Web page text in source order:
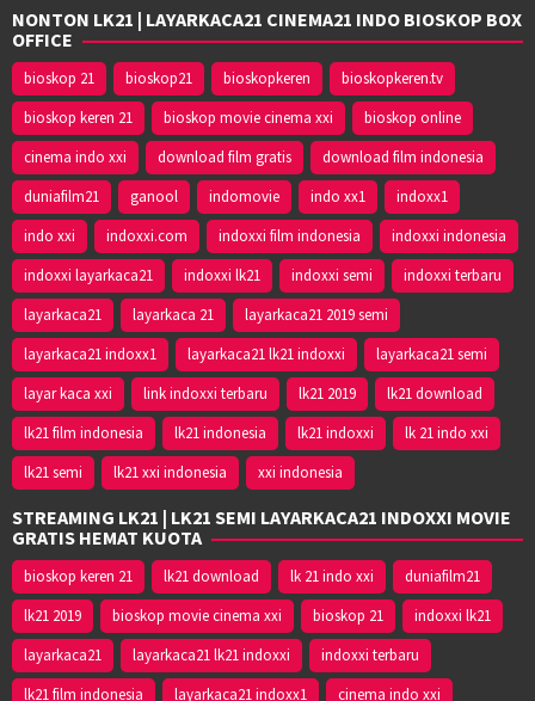
NONTON LK21 | LAYARKACA21 CINEMA21 INDO BIOSKOP BOX
OFFICE
bioskop 21 bioskop21 bioskopkeren
bioskopkeren.tv
bioskop keren 21
bioskop movie cinema xxi
bioskop online
cinema indo xxi
download film gratis
download film indonesia
duniafilm21
ganool indomovie indo xx1
indoxx1
indo xxi
indoxxi.com indoxxi film indonesia
indoxxi indonesia
indoxxi layarkaca21
indoxxi lk21 indoxxi semi
indoxxi terbaru
layarkaca21
layarkaca 21
layarkaca21 2019 semi
layarkaca21 indoxx1
layarkaca21 lk21 indoxxi
layarkaca21 semi
layar kaca xxi
link indoxxi terbaru lk21 2019
lk21 download
lk21 film indonesia
lk21 indonesia lk21 indoxxi
lk 21 indo xxi
lk21 semi
lk21 xxi indonesia xxi indonesia
STREAMING LK21 | LK21 SEMI LAYARKACA21 INDOXXI MOVIE
GRATIS HEMAT KUOTA
bioskop keren 21 lk21 download lk 21 indo xxi
duniafilm21
lk21 2019
bioskop movie cinema xxi bioskop 21
indoxxi lk21
layarkaca21
layarkaca21 lk21 indoxxi
indoxxi terbaru
lk21 film indonesia
layarkaca21 indoxx1 cinema indo xxi